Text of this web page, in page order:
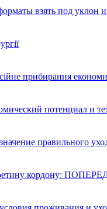
взять под уклон
прибирання
потенциал и
правильного
кордону: